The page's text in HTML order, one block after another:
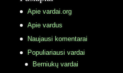
Apie vardai.org
Apie vardus
Naujausi komentarai
Populiariausi vardai
Berniukų vardai